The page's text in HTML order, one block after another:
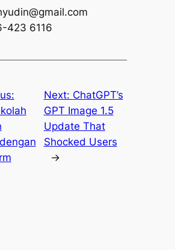
423 6116
Next: ChatGPT’s
GPT Image 1.5
Update That
Shocked Users
→